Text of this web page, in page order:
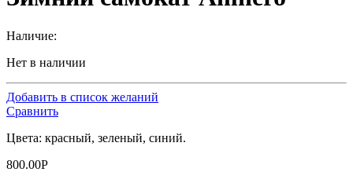
Наличие:
Нет в наличии
Добавить в список желаний
Сравнить
Цвета: красный, зеленый, синий.
800.00Р